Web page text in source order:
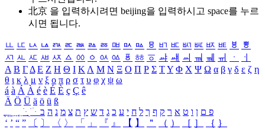
北京 을 입력하시려면 beijing을 입력하시고 space를 누르
시면 됩니다.
ㅥ ㅦ ㅧ ㅨ ㅩ ㅪ ㅫ ㅬ ㅭ ㅮ ㅯ ㅰ ㅱ ㅲ ㅳ ㅴ ㅵ ㅶ ㅷ ㅸ
ㅹ
ㅺ ㅻ ㅼ ㅽ ㅾ ㅿ ㆀ ㆁ ㆂ ㆃ ㆄ ㆅ ㆆ ㆇ ㆈ ㆉ ㆊ ㆋ ㆌ ㆍ
ㆎ
Α Β ΓΔ Ε Ζ Η Θ Ι ΚΛ Μ Ν Ξ Ο Π Ρ Σ ΤΥ Φ Χ Ψ Ω α β γ δ ε ζ η
θ ι κ λ μ ν ξ ο π ρ σ τ υ φ χ ψ ω
á à Á À é è É È ç Ç ê
Ä Ö Ü ä ö ü ß
ִֶֹ ֻּ ׁׂ פ ם ן ו ט א ר ק ף ך ל ח י ע כ ג ד ש ץ ת צ מ נ ה ב
‘ ’ “ ” 〔 〕 〈 〉 「 」 『 』 【 】 ＂ （ ） ［ ］ ｛ ｝